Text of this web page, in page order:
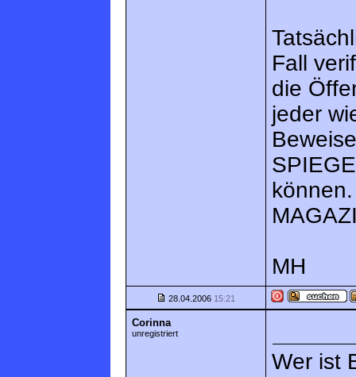
Fall
die
jeder
MH
28.04.2006 15:21
Corinna
unregistriert
Wer ist